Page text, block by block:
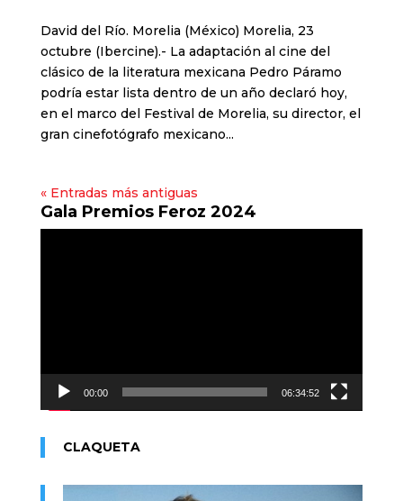
David del Río. Morelia (México) Morelia, 23
octubre (Ibercine).- La adaptación al cine del
clásico de la literatura mexicana Pedro Páramo
podría estar lista dentro de un año declaró hoy,
en el marco del Festival de Morelia, su director, el
gran cinefotógrafo mexicano...
« Entradas más antiguas
Gala Premios Feroz 2024
00:00 06:34:52
CLAQUETA